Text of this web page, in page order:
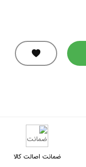
ضمانت اصالت کالا